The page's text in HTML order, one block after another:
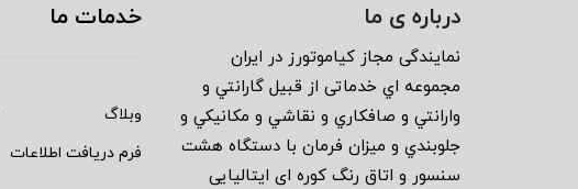
درباره ی ما
نمايندگى مجاز كياموتورز در ايران
مجموعه اي خدماتى از قبيل گارانتي و
وارانتي و صافكاري و نقاشي و مكانيكي و
جلوبندي و ميزان فرمان با دستگاه هشت
سنسور و اتاق رنگ كوره اى ايتاليايى
خدمات ما
وبلاگ
فرم دریافت اطلاعات